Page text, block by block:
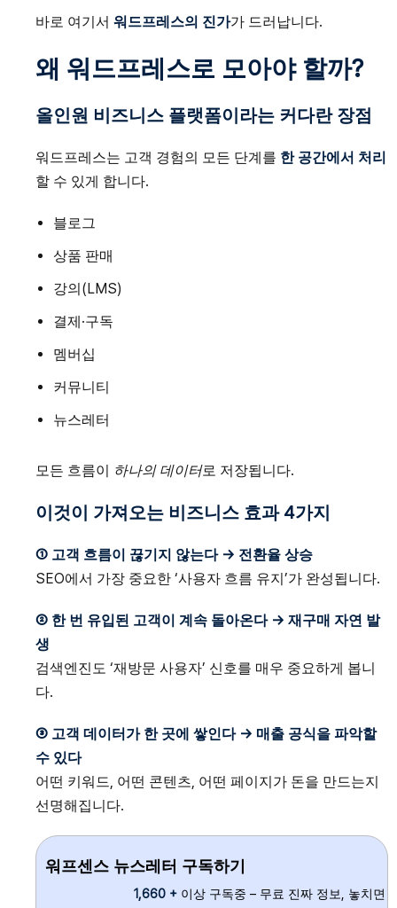
바로 여기서 워드프레스의 진가가 드러납니다.
왜 워드프레스로 모아야 할까?
올인원 비즈니스 플랫폼이라는 커다란 장점
워드프레스는 고객 경험의 모든 단계를 한 공간에서 처리
할 수 있게 합니다.
블로그
상품 판매
강의(LMS)
결제·구독
멤버십
커뮤니티
뉴스레터
모든 흐름이 하나의 데이터로 저장됩니다.
이것이 가져오는 비즈니스 효과 4가지
① 고객 흐름이 끊기지 않는다 → 전환율 상승
SEO에서 가장 중요한 ‘사용자 흐름 유지’가 완성됩니다.
② 한 번 유입된 고객이 계속 돌아온다 → 재구매 자연 발
생
검색엔진도 ‘재방문 사용자’ 신호를 매우 중요하게 봅니
다.
③ 고객 데이터가 한 곳에 쌓인다 → 매출 공식을 파악할
수 있다
어떤 키워드, 어떤 콘텐츠, 어떤 페이지가 돈을 만드는지
선명해집니다.
워프센스 뉴스레터 구독하기
1,660 + 이상 구독중 – 무료 진짜 정보, 놓치면